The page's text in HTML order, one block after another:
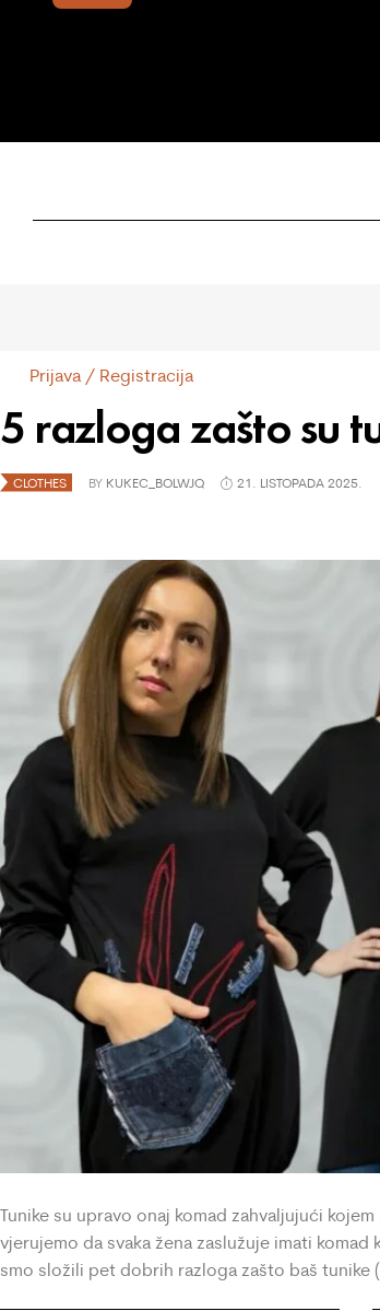
Prijava / Registracija
5 razloga zašto su
CLOTHES BY KUKEC_BOLWJQ 21. LISTOPADA 2025.
Tunike su upravo onaj komad zahvaljujući
vjerujemo da svaka žena zaslužuje imati
smo složili pet dobrih razloga zašto baš